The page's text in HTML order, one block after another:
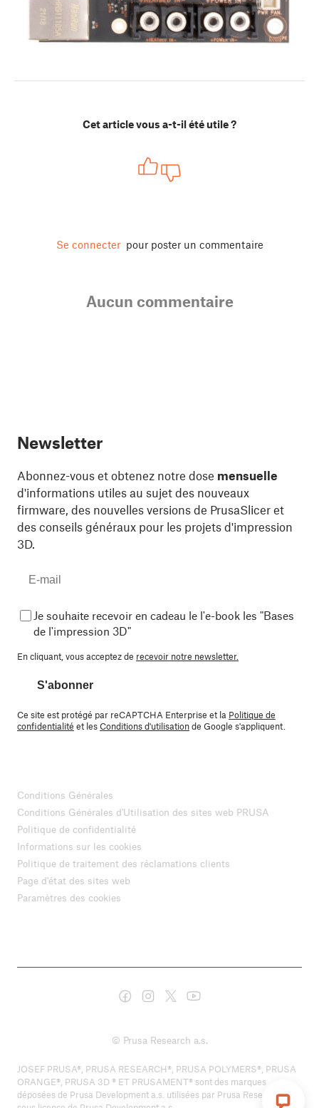
Cet article vous a-t-il été utile ?
Se connecter pour poster un commentaire
Aucun commentaire
Newsletter
Abonnez-vous et obtenez notre dose mensuelle
d'informations utiles au sujet des nouveaux
firmware, des nouvelles versions de PrusaSlicer et
des conseils généraux pour les projets d'impression
3D.
Je souhaite recevoir en cadeau le l'e-book les "Bases
de l'impression 3D"
En cliquant, vous acceptez de recevoir notre newsletter.
S'abonner
Ce site est protégé par reCAPTCHA Enterprise et la Politique de
confidentialité et lesConditions d'utilisationde Google s'appliquent.
Conditions Générales
Conditions Générales d'Utilisation des sites web PRUSA
Politique de confidentialité
Informations sur les cookies
Politique de traitement des réclamations clients
Page d'état des sites web
Paramètres des cookies
© Prusa Research a.s.
JOSEF PRUSA®, PRUSA RESEARCH®, PRUSA POLYMERS®, PRUSA
ORANGE®, PRUSA 3D ® ET PRUSAMENT® sont des marques
déposées de Prusa Development a.s. utilisées par Prusa Research a.s.